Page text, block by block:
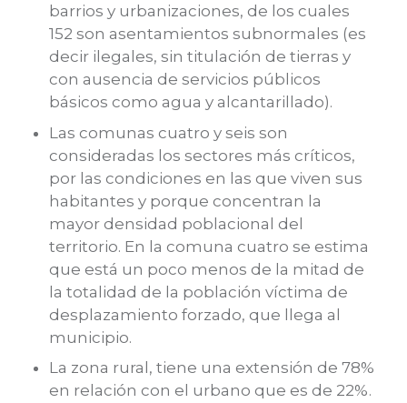
barrios y urbanizaciones, de los cuales
152 son asentamientos subnormales (es
decir ilegales, sin titulación de tierras y
con ausencia de servicios públicos
básicos como agua y alcantarillado).
Las comunas cuatro y seis son
consideradas los sectores más críticos,
por las condiciones en las que viven sus
habitantes y porque concentran la
mayor densidad poblacional del
territorio. En la comuna cuatro se estima
que está un poco menos de la mitad de
la totalidad de la población víctima de
desplazamiento forzado, que llega al
municipio.
La zona rural, tiene una extensión de 78%
en relación con el urbano que es de 22%.